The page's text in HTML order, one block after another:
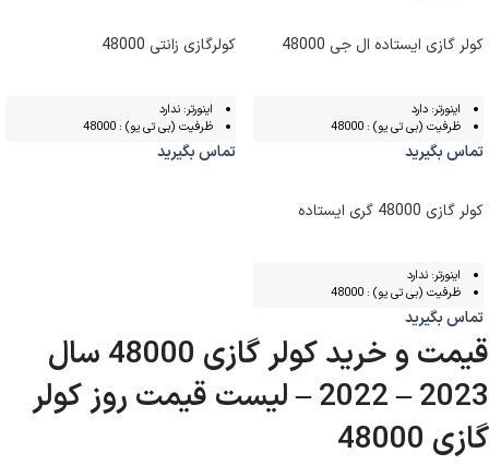
کولر گازی ایستاده ال جی 48000
اینورتر: دارد
ظرفیت (بی تی یو) : 48000
تماس بگیرید
کولرگازی زانتی 48000
اینورتر: ندارد
ظرفیت (بی تی یو) : 48000
تماس بگیرید
کولر گازی 48000 گری ایستاده
اینورتر: ندارد
ظرفیت (بی تی یو) : 48000
تماس بگیرید
قیمت و خرید کولر گازی 48000 سال
2023 – 2022 – لیست قیمت روز کولر
گازی 48000